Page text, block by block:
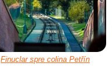
Finuclar spre colina Petřín